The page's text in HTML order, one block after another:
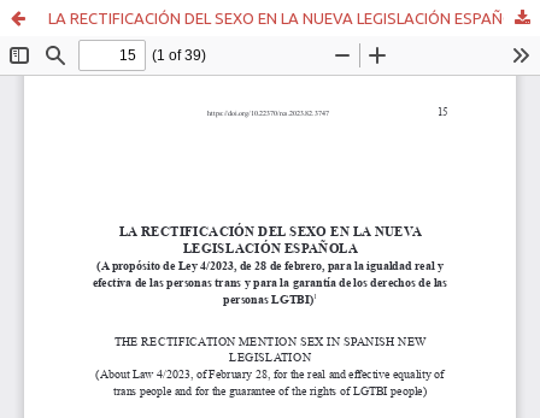
LA RECTIFICACIÓN DEL SEXO EN LA NUEVA LEGISLACIÓN ESPAÑOLA